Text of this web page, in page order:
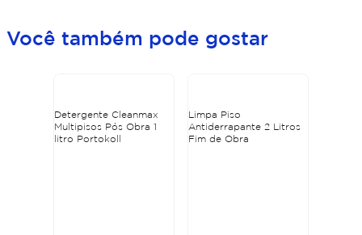
Você também pode gostar
Detergente Cleanmax
Multipisos Pós Obra 1
litro Portokoll
Limpa Piso
Antiderrapante 2 Litros
Fim de Obra